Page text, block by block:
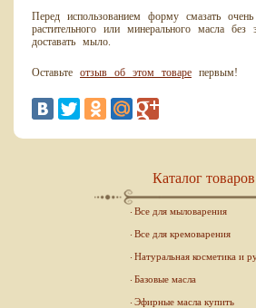
Перед использованием форму смазать
растительного или минерального масла без
доставать мыло.
Оставьте отзыв об этом товаре первым!
Каталог товаров
Все для мыловарения
Все для кремоварения
Натуральная косметика и
Базовые масла
Эфирные масла купить